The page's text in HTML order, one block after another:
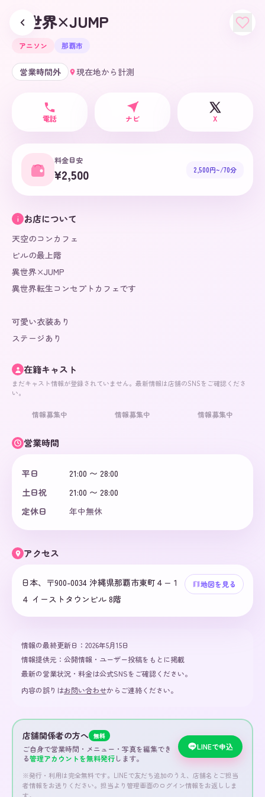
異世界×JUMP
アニソン 那覇市
営業時間外 現在地から計測
電話 ナビ X
料金目安
¥2,500 2,500円~/70分
i お店について
天空のコンカフェ
ビルの最上階
異世界×JUMP
異世界転生コンセプトカフェです
可愛い衣装あり
ステージあり
在籍キャスト
まだキャスト情報が登録されていません。最新情報は店舗のSNSをご確認くださ
い。
情報募集中 情報募集中 情報募集中
営業時間
平日
21:00 〜 28:00
土日祝
21:00 〜 28:00
定休日
年中無休
アクセス
日本、〒900-0034 沖縄県那覇市東町４−１
４ イーストタウンビル 8階
地図を見る
情報の最終更新日： 2026年5月15日
情報提供元： 公開情報・ユーザー投稿をもとに掲載
最新の営業状況・料金は公式SNSをご確認ください。
内容の誤りはお問い合わせからご連絡ください。
店舗関係者の方へ 無料
ご自身で営業時間・メニュー・写真を編集でき
る管理アカウントを無料発行します。
LINEで申込
※発行・利用は完全無料です。LINEで友だち追加のうえ、店舗名とご担当
者情報をお送りください。担当より管理画面のログイン情報をお返ししま